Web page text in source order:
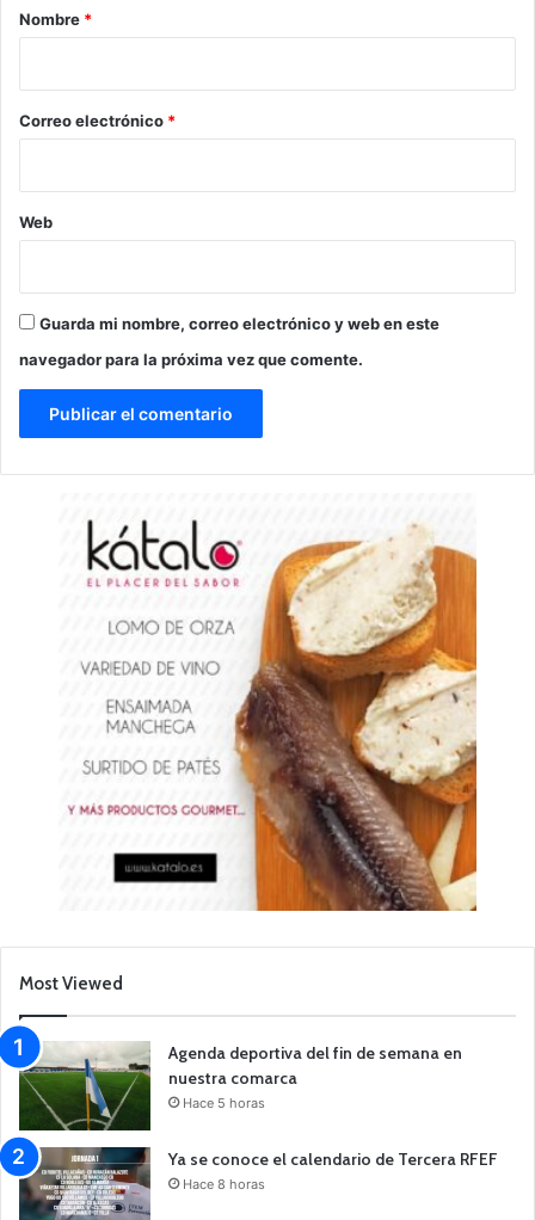
r
*
Nombre *
Correo electrónico *
Web
Guarda mi nombre, correo electrónico y web en este
navegador para la próxima vez que comente.
Most Viewed
Agenda deportiva del fin de semana en
nuestra comarca
Hace 5 horas
Ya se conoce el calendario de Tercera RFEF
Hace 8 horas